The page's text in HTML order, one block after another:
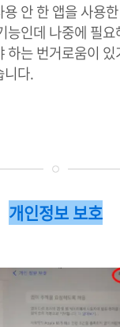
안 한 앱을 사용
능인데 나중에 필
하는 번거로움이
니다.
개인정보 보호